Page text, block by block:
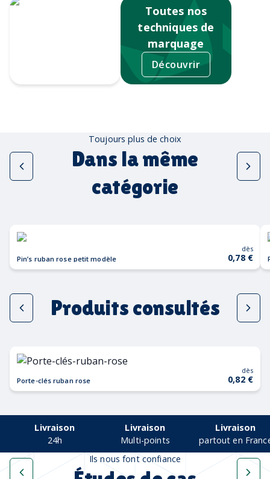
Toutes nos
techniques de
marquage
Découvrir
Toujours plus de choix
Dans la même
catégorie
Pin’s ruban rose petit modèle
dès
0,78 €
Produits consultés
Porte-clés ruban rose
dès
0,82 €
Livraison
24h
Livraison
Multi-points
Livraison
partout en
Ils nous font confiance